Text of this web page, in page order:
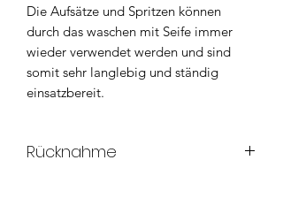
Die Aufsätze und Spritzen können
durch das waschen mit Seife immer
wieder verwendet werden und sind
somit sehr langlebig und ständig
einsatzbereit.
Rücknahme